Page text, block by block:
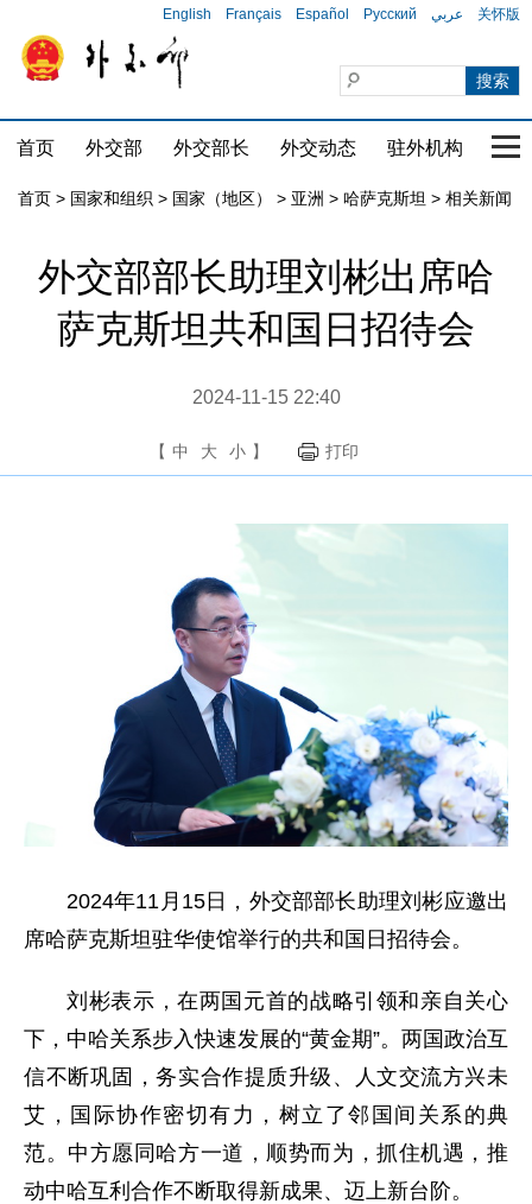
English Français Español Русский عربي 关怀版
首页 外交部 外交部长 外交动态 驻外机构 国
首页 > 国家和组织 > 国家（地区） > 亚洲 > 哈萨克斯坦 > 相关新闻
外交部部长助理刘彬出席哈
萨克斯坦共和国日招待会
2024-11-15 22:40
【 中 大 小 】 打印
2024年11月15日，外交部部长助理刘彬应邀出
席哈萨克斯坦驻华使馆举行的共和国日招待会。
刘彬表示，在两国元首的战略引领和亲自关心
下，中哈关系步入快速发展的“黄金期”。两国政治互
信不断巩固，务实合作提质升级、人文交流方兴未
艾，国际协作密切有力，树立了邻国间关系的典
范。中方愿同哈方一道，顺势而为，抓住机遇，推
动中哈互利合作不断取得新成果、迈上新台阶。